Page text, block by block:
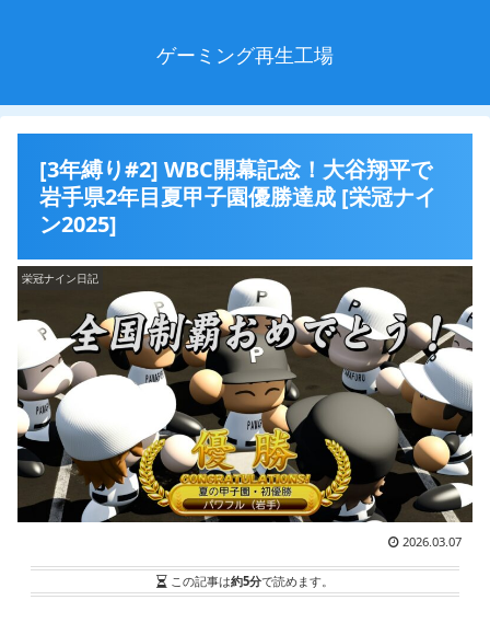
ゲーミング再生工場
[3年縛り#2] WBC開幕記念！大谷翔平で
岩手県2年目夏甲子園優勝達成 [栄冠ナイ
ン2025]
栄冠ナイン日記
2026.03.07
この記事は約5分で読めます。